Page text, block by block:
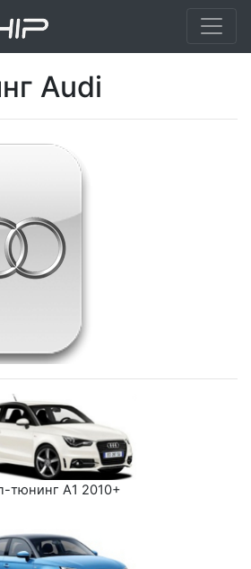
Audi
тюнинг A1 2010+